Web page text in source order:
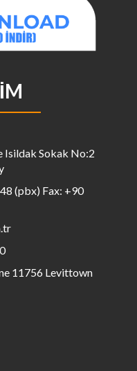
Isildak Sokak No:2
(pbx) Fax: +90
11756 Levittown